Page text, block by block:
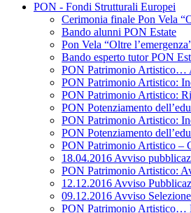
PON - Fondi Strutturali Europei
Cerimonia finale Pon Vela
Bando alunni PON Estate
Pon Vela “Oltre
Bando esperto tutor PON
PON Patrimonio Artistico…
PON Patrimonio Artistico:
PON Patrimonio Artistico:
PON Potenziamento
PON Patrimonio Artistico:
PON Potenziamento
PON Patrimonio Artistico –
18.04.2016 Avviso
PON Patrimonio Artistico:
12.12.2016 Avviso
09.12.2016 Avviso
PON Patrimonio Artistico…